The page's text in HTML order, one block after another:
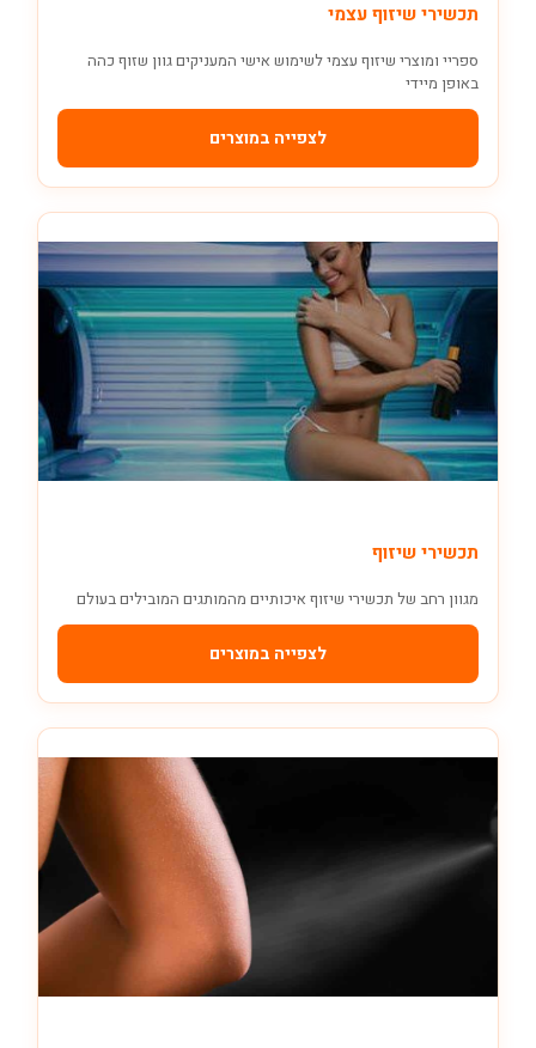
תכשירי שיזוף עצמי
ספריי ומוצרי שיזוף עצמי לשימוש אישי המעניקים גוון שזוף כהה
באופן מיידי
לצפייה במוצרים
תכשירי שיזוף
מגוון רחב של תכשירי שיזוף איכותיים מהמותגים המובילים בעולם
לצפייה במוצרים